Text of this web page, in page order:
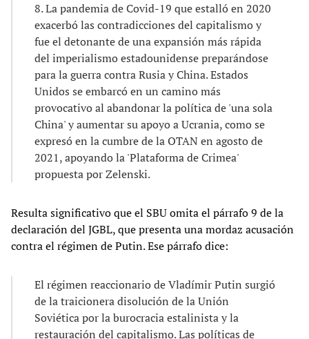
8. La pandemia de Covid-19 que estalló en 2020
exacerbó las contradicciones del capitalismo y
fue el detonante de una expansión más rápida
del imperialismo estadounidense preparándose
para la guerra contra Rusia y China. Estados
Unidos se embarcó en un camino más
provocativo al abandonar la política de 'una sola
China' y aumentar su apoyo a Ucrania, como se
expresó en la cumbre de la OTAN en agosto de
2021, apoyando la 'Plataforma de Crimea'
propuesta por Zelenski.
Resulta significativo que el SBU omita el párrafo 9 de la
declaración del JGBL, que presenta una mordaz acusación
contra el régimen de Putin. Ese párrafo dice:
El régimen reaccionario de Vladímir Putin surgió
de la traicionera disolución de la Unión
Soviética por la burocracia estalinista y la
restauración del capitalismo. Las políticas de